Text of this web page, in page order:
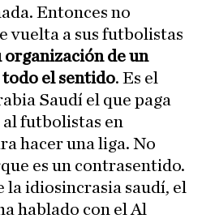
Entonces no
vuelta a sus futbolistas
organización de un
el sentido. Es el
Saudí el que paga
futbolistas en
hacer una liga. No
es un contrasentido.
la idiosincrasia saudí, el
hablado con el Al